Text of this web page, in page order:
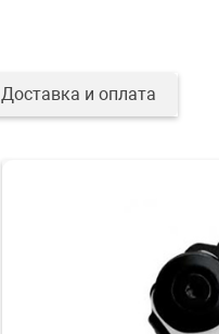
Доставка и оплата